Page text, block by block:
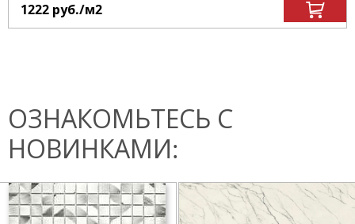
1222 руб./м2
ОЗНАКОМЬТЕСЬ С
НОВИНКАМИ: